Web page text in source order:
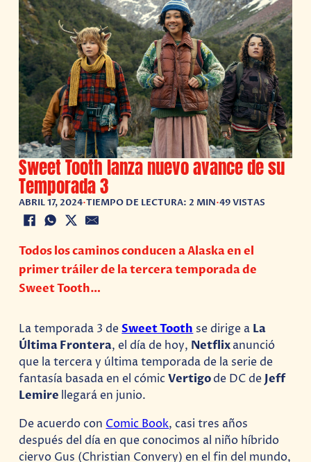
Sweet Tooth lanza nuevo avance de su
Temporada 3
ABRIL 17, 2024•TIEMPO DE LECTURA: 2 MIN•49 VISTAS
Todos los caminos conducen a Alaska en el
primer tráiler de la tercera temporada de
Sweet Tooth…
La temporada 3 deSweet Toothse dirige a La
Última Frontera, el día de hoy, Netflixanunció
que la tercera y última temporada de la serie de
fantasía basada en el cómicVertigode DC deJeff
Lemire llegará en junio.
De acuerdo con Comic Book, casi tres años
después del día en que conocimos al niño híbrido
ciervo Gus (Christian Convery) en el fin del mundo,